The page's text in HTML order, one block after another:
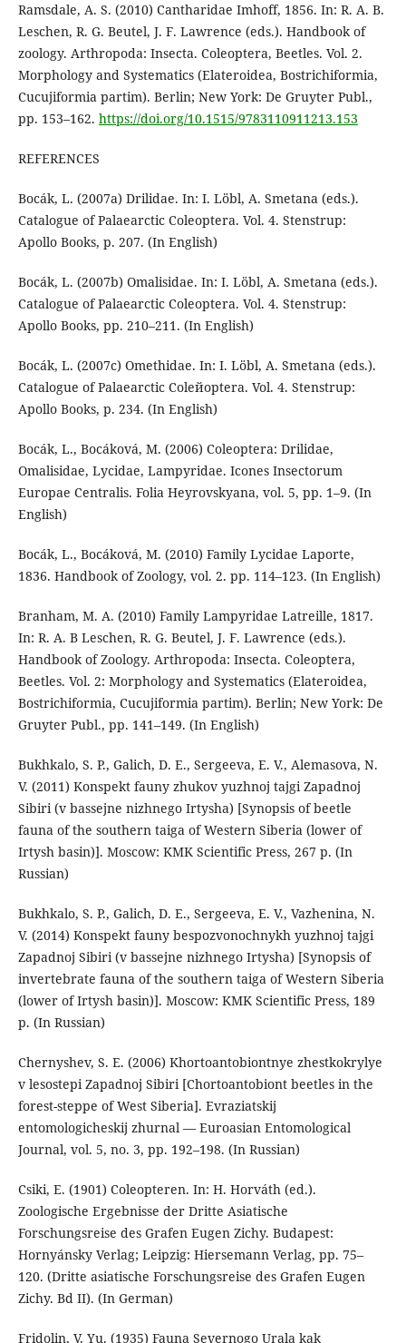
Ramsdale, A. S. (2010) Cantharidae Imhoff, 1856. In: R. A. B.
Leschen, R. G. Beutel, J. F. Lawrence (eds.). Handbook of
zoology. Arthropoda: Insecta. Coleoptera, Beetles. Vol. 2.
Morphology and Systematics (Elateroidea, Bostrichiformia,
Cucujiformia partim). Berlin; New York: De Gruyter Publ.,
pp. 153–162. https://doi.org/10.1515/9783110911213.153
REFERENCES
Bocák, L. (2007а) Drilidae. In: I. Löbl, A. Smetana (eds.).
Catalogue of Palaearctic Coleoptera. Vol. 4. Stenstrup:
Apollo Books, p. 207. (In English)
Bocák, L. (2007b) Omalisidae. In: I. Löbl, A. Smetana (eds.).
Catalogue of Palaearctic Coleoptera. Vol. 4. Stenstrup:
Apollo Books, pр. 210–211. (In English)
Bocák, L. (2007c) Omethidae. In: I. Löbl, A. Smetana (eds.).
Catalogue of Palaearctic Coleйoptera. Vol. 4. Stenstrup:
Apollo Books, p. 234. (In English)
Bocák, L., Bocáková, M. (2006) Coleoptera: Drilidae,
Omalisidae, Lycidae, Lampyridae. Icones Insectorum
Europae Centralis. Folia Heyrovskyana, vol. 5, pp. 1–9. (In
English)
Bocák, L., Bocáková, M. (2010) Family Lycidae Laporte,
1836. Handbook of Zoology, vol. 2. pp. 114–123. (In English)
Branham, M. A. (2010) Family Lampyridae Latreille, 1817.
In: R. A. B Leschen, R. G. Beutel, J. F. Lawrence (eds.).
Handbook of Zoology. Arthropoda: Insecta. Coleoptera,
Beetles. Vol. 2: Morphology and Systematics (Elateroidea,
Bostrichiformia, Cucujiformia partim). Berlin; New York: De
Gruyter Publ., pp. 141–149. (In English)
Bukhkalo, S. P., Galich, D. E., Sergeeva, E. V., Alemasova, N.
V. (2011) Konspekt fauny zhukov yuzhnoj tajgi Zapadnoj
Sibiri (v bassejne nizhnego Irtysha) [Synopsis of beetle
fauna of the southern taiga of Western Siberia (lower of
Irtysh basin)]. Moscow: KMK Scientific Press, 267 p. (In
Russian)
Bukhkalo, S. P., Galich, D. E., Sergeeva, E. V., Vazhenina, N.
V. (2014) Konspekt fauny bespozvonochnykh yuzhnoj tajgi
Zapadnoj Sibiri (v bassejne nizhnego Irtysha) [Synopsis of
invertebrate fauna of the southern taiga of Western Siberia
(lower of Irtysh basin)]. Moscow: KMK Scientific Press, 189
p. (In Russian)
Chernyshev, S. E. (2006) Khortoantobiontnye zhestkokrylye
v lesostepi Zapadnoj Sibiri [Chortoantobiont beetles in the
forest-steppe of West Siberia]. Evraziatskij
entomologicheskij zhurnal — Euroasian Entomological
Journal, vol. 5, no. 3, рр. 192–198. (In Russian)
Csiki, E. (1901) Coleopteren. In: H. Horváth (ed.).
Zoologische Ergebnisse der Dritte Asiatische
Forschungsreise des Grafen Eugen Zichy. Budapest:
Hornyánsky Verlag; Leipzig: Hiersemann Verlag, pp. 75–
120. (Dritte asiatische Forschungsreise des Grafen Eugen
Zichy. Bd II). (In German)
Fridolin, V. Yu. (1935) Fauna Severnogo Urala kak